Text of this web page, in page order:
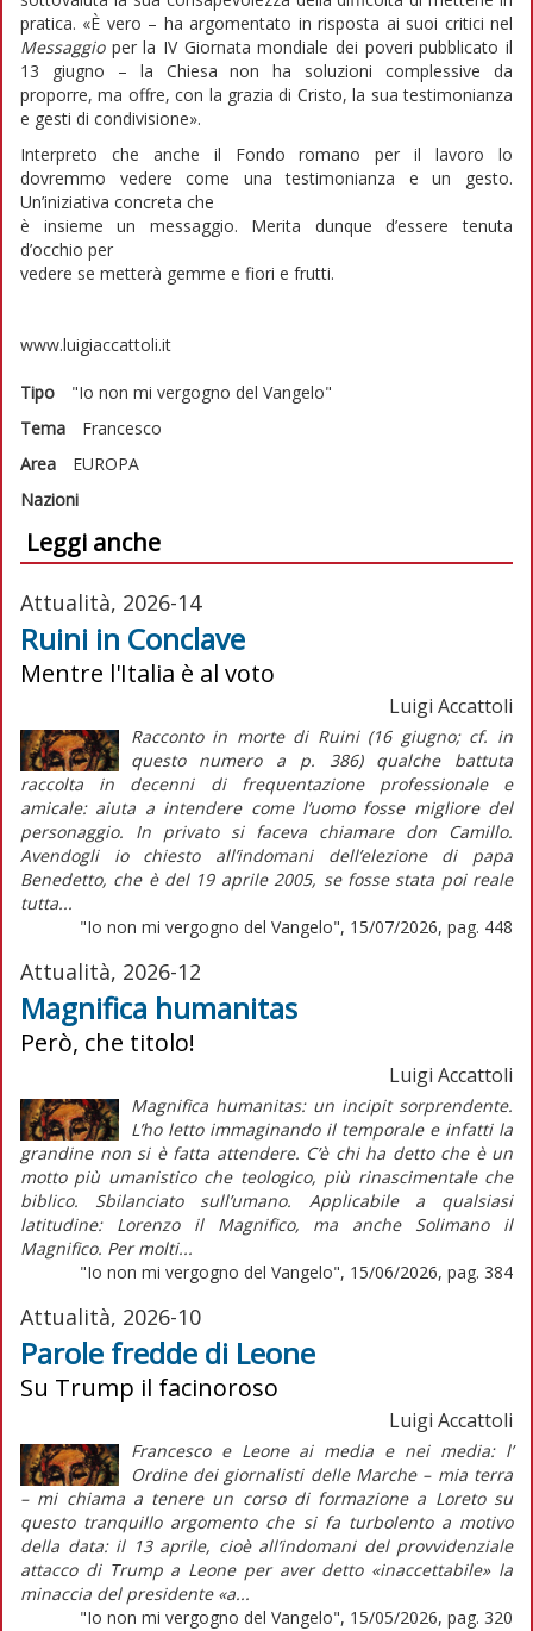
pratica. «È vero – ha argomentato in risposta ai suoi critici nel
Messaggio per la IV Giornata mondiale dei poveri pubblicato il
13 giugno – la Chiesa non ha soluzioni complessive da
proporre, ma offre, con la grazia di Cristo, la sua testimonianza
e gesti di condivisione».
Interpreto che anche il Fondo romano per il lavoro lo
dovremmo vedere come una testimonianza e un gesto.
Un’iniziativa concreta che
è insieme un messaggio. Merita dunque d’essere tenuta
d’occhio per
vedere se metterà gemme e fiori e frutti.
www.luigiaccattoli.it
Tipo
"Io non mi vergogno del Vangelo"
Tema
Francesco
Area
EUROPA
Nazioni
Leggi anche
Attualità, 2026-14
Ruini in Conclave
Mentre l'Italia è al voto
Luigi Accattoli
Racconto in morte di Ruini (16 giugno; cf. in
questo numero a p. 386) qualche battuta
raccolta in decenni di frequentazione professionale e
amicale: aiuta a intendere come l’uomo fosse migliore del
personaggio. In privato si faceva chiamare don Camillo.
Avendogli io chiesto all’indomani dell’elezione di papa
Benedetto, che è del 19 aprile 2005, se fosse stata poi reale
tutta...
"Io non mi vergogno del Vangelo", 15/07/2026, pag. 448
Attualità, 2026-12
Magnifica humanitas
Però, che titolo!
Luigi Accattoli
Magnifica humanitas: un incipit sorprendente.
L’ho letto immaginando il temporale e infatti la
grandine non si è fatta attendere. C’è chi ha detto che è un
motto più umanistico che teologico, più rinascimentale che
biblico. Sbilanciato sull’umano. Applicabile a qualsiasi
latitudine: Lorenzo il Magnifico, ma anche Solimano il
Magnifico. Per molti...
"Io non mi vergogno del Vangelo", 15/06/2026, pag. 384
Attualità, 2026-10
Parole fredde di Leone
Su Trump il facinoroso
Luigi Accattoli
Francesco e Leone ai media e nei media: l’
Ordine dei giornalisti delle Marche – mia terra
– mi chiama a tenere un corso di formazione a Loreto su
questo tranquillo argomento che si fa turbolento a motivo
della data: il 13 aprile, cioè all’indomani del provvidenziale
attacco di Trump a Leone per aver detto «inaccettabile» la
minaccia del presidente «a...
"Io non mi vergogno del Vangelo", 15/05/2026, pag. 320